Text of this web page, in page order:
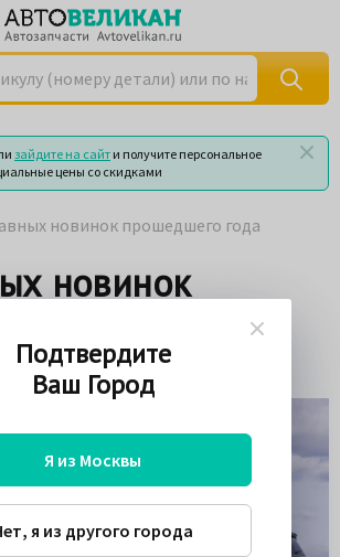
(номеру детали) или по названию
зайдите на сайт и получите персональное
цены со скидками
новинок прошедшего года
новинок
года
2020
Подтвердите
Ваш Город
Я из Москвы
я из другого города